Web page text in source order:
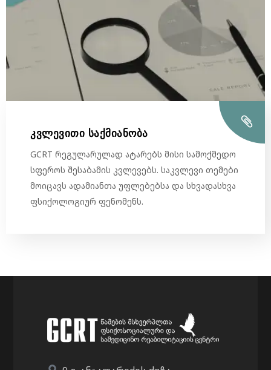
კვლევითი საქმიანობა
GCRT რეგულარულად ატარებს მისი სამოქმედო
სფეროს შესაბამის კვლევებს. საკვლევი თემები
მოიცავს ადამიანთა უფლებებსა და სხვადასხვა
ფსიქოლოგიურ ფენომენს.